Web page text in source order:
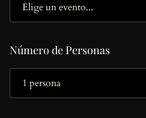
Número de Personas